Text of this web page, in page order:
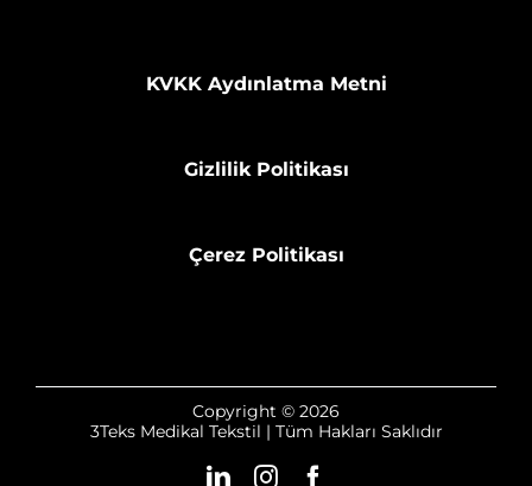
KVKK Aydınlatma Metni
Gizlilik Politikası
Çerez Politikası
Copyright © 2026
3Teks Medikal Tekstil | Tüm Hakları Saklıdır